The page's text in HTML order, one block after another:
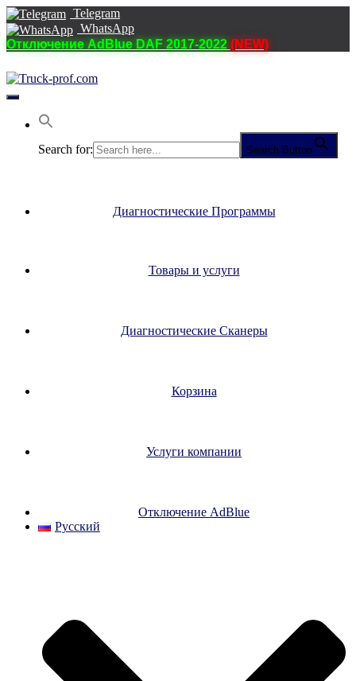
Telegram
WhatsApp
Отключение AdBlue DAF 2017-2022 (NEW)
Переключить
навигацию
Search for: Search Button
Диагностические Программы
Товары и услуги
Диагностические Сканеры
Корзина
Услуги компании
Отключение AdBlue
Русский